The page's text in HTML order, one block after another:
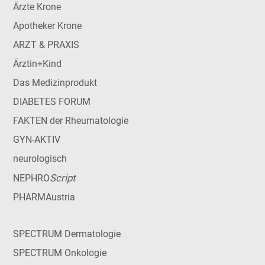
Ärzte Krone
Apotheker Krone
ARZT & PRAXIS
Ärztin+Kind
Das Medizinprodukt
DIABETES FORUM
FAKTEN der Rheumatologie
GYN-AKTIV
neurologisch
NEPHROScript
PHARMAustria
SPECTRUM Dermatologie
SPECTRUM Onkologie